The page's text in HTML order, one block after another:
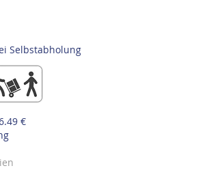
Selbstabholung
€